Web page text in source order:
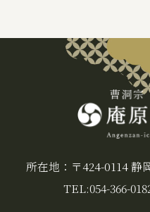
所在地：〒424-0114 静
TEL:054-366-